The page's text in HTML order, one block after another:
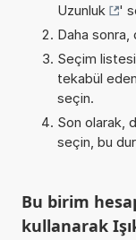
Uzunluk
'
Daha
Seçim
tekabül
seçin.
Son olarak,
seçin, bu
Bu birim
kullanarak